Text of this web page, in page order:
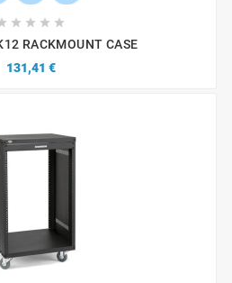
   
RACKMOUNT CASE
131,41 €